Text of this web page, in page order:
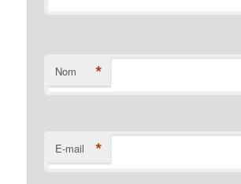
Nom *
E-mail *